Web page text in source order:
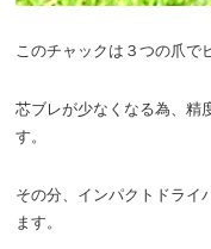
このチャックは３つの爪で
芯ブレが少なくなる為、精
す。
その分、インパクトドライ
ます。